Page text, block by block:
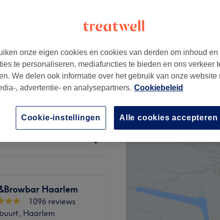
€42
€46
€60
Haarlem
1096 reviews
Haarlem
onze eigen cookies en cookies van derden om inhoud en
te personaliseren, mediafuncties te bieden en ons verkeer
We delen ook informatie over het gebruik van onze website
, advertentie- en analysepartners. Cookiebeleid
Alle cookies accepteren
Cookie-instellingen